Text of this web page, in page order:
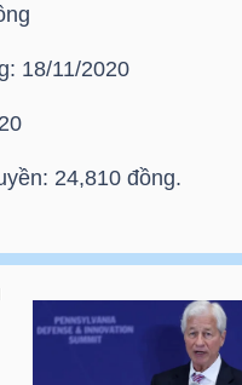
18/11/2020
24,810 đồng.
toán vào ngày đáo